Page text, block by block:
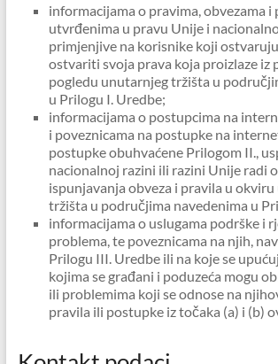
informacijama o pravima, obvezama i
utvrđenima u pravu Unije i
primjenjive na korisnike koji
ostvariti svoja prava koja proizlaze iz
pogledu unutarnjeg tržišta u
u Prilogu I. Uredbe;
informacijama o postupcima na
i poveznicama na postupke na
postupke obuhvaćene Prilogom II.,
nacionalnoj razini ili razini Unije radi
ispunjavanja obveza i pravila u
tržišta u područjima navedenima u
informacijama o uslugama podrške i
problema, te poveznicama na njih,
Prilogu III. Uredbe ili na koje se
kojima se građani i poduzeća mogu
ili problemima koji se odnose na
pravila ili postupke iz točaka (a) i (b)